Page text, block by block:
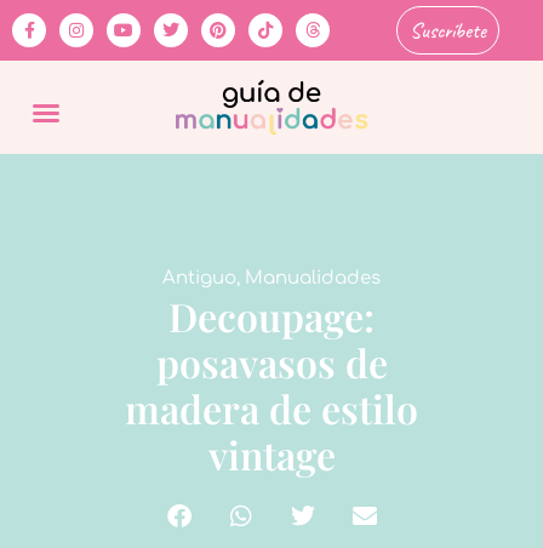
Suscríbete
Antiguo, Manualidades
Decoupage:
posavasos de
madera de estilo
vintage